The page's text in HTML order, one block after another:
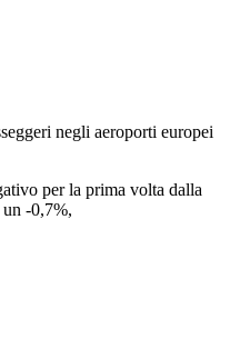
negli aeroporti europei
per la prima volta dalla
-0,7%,